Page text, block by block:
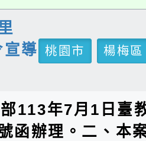
導
桃園市
楊梅區
113年7月1日臺
函辦理。二、本